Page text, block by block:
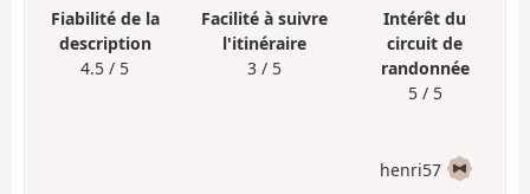
Fiabilité de la
description
4.5 / 5
Facilité à suivre
l'itinéraire
3 / 5
Intérêt du
circuit de
randonnée
5 / 5
henri57